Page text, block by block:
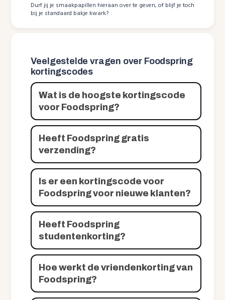
Durf jij je smaakpapillen hieraan over te geven, of blijf je toch
bij je standaard bakje kwark?
Veelgestelde vragen over Foodspring
kortingscodes
Wat is de hoogste kortingscode
voor Foodspring?
Heeft Foodspring gratis
verzending?
Is er een kortingscode voor
Foodspring voor nieuwe klanten?
Heeft Foodspring
studentenkorting?
Hoe werkt de vriendenkorting van
Foodspring?